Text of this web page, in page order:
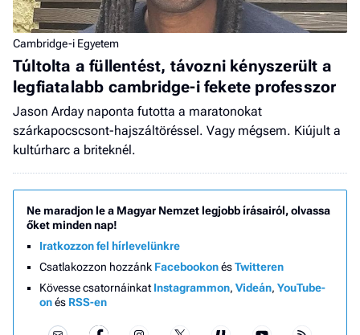
Cambridge-i Egyetem
Túltolta a füllentést, távozni kényszerült a
legfiatalabb cambridge-i fekete professzor
Jason Arday naponta futotta a maratonokat
szárkapocscsont-hajszáltöréssel. Vagy mégsem. Kiújult a
kultúrharc a briteknél.
Ne maradjon le a Magyar Nemzet legjobb írásairól, olvassa
őket minden nap!
Iratkozzon fel hírlevelünkre
Csatlakozzon hozzánk FacebookonésTwitteren
Kövesse csatornáinkat Instagrammon, Videán, YouTube-
onés RSS-en